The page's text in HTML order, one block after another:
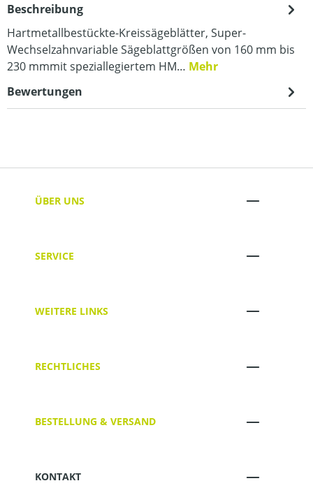
Beschreibung
Hartmetallbestückte-Kreissägeblätter, Super-
Wechselzahnvariable Sägeblattgrößen von 160 mm bis
230 mmmit speziallegiertem HM… Mehr
Bewertungen
ÜBER UNS
SERVICE
WEITERE LINKS
RECHTLICHES
BESTELLUNG & VERSAND
KONTAKT